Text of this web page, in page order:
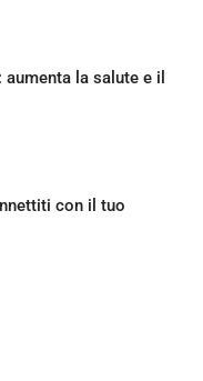
aumenta la salute e il
con il tuo